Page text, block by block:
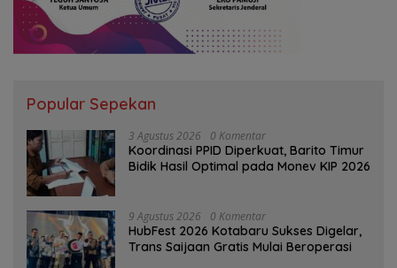
Popular Sepekan
3 Agustus 2026 0 Komentar
Koordinasi PPID Diperkuat, Barito Timur
Bidik Hasil Optimal pada Monev KIP 2026
9 Agustus 2026 0 Komentar
HubFest 2026 Kotabaru Sukses Digelar,
Trans Saijaan Gratis Mulai Beroperasi